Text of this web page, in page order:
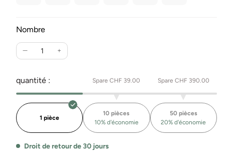
Nombre
Réduire
quantité
pour
Organic
Twill
Shorts
Savannah
Augmente
Organic
Twill
Shorts
Savannah
quantité : Spare CHF 39.00 Spare CHF 390.00
1 pièce
10 pièces
10% d'économie
50 pièces
20% d'économie
Droit de retour de 30 jours